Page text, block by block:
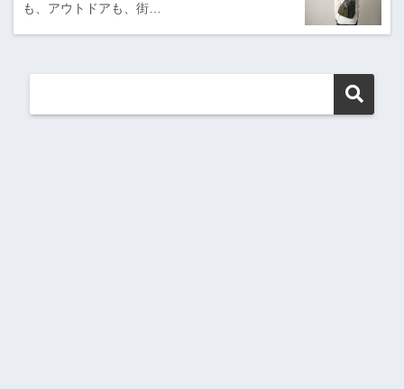
も、アウトドアも、街…